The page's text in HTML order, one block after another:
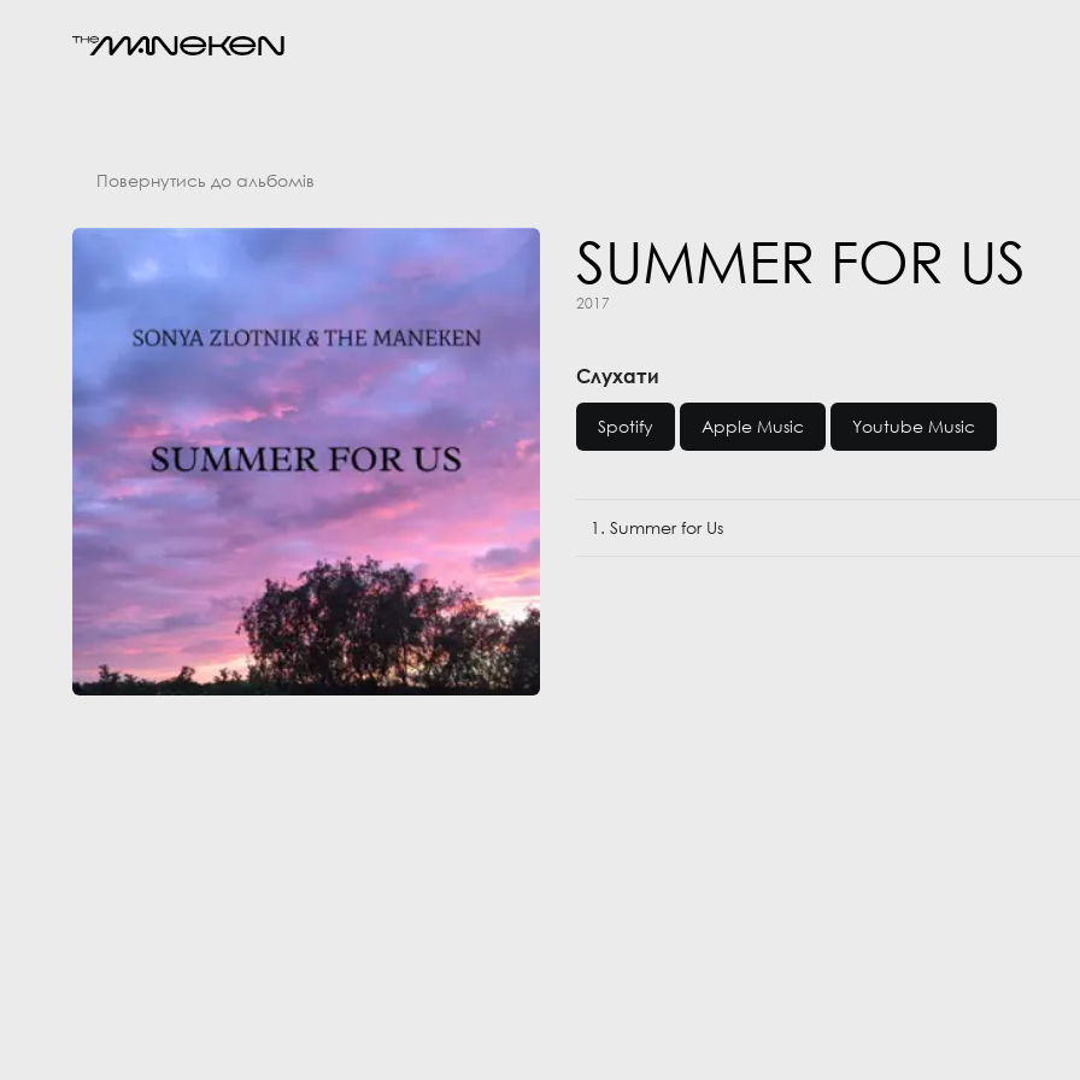
Повернутись до альбомів
SUMMER FOR US
2017
Слухати
Spotify Apple Music Youtube Music
1. Summer for Us